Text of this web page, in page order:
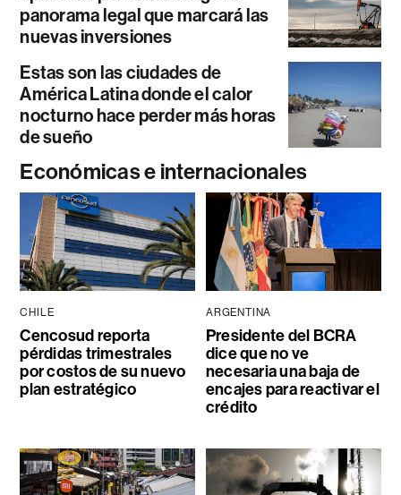
panorama legal que marcará las
nuevas inversiones
Estas son las ciudades de
América Latina donde el calor
nocturno hace perder más horas
de sueño
Económicas e internacionales
CHILE
Cencosud reporta
pérdidas trimestrales
por costos de su nuevo
plan estratégico
ARGENTINA
Presidente del BCRA
dice que no ve
necesaria una baja de
encajes para reactivar el
crédito